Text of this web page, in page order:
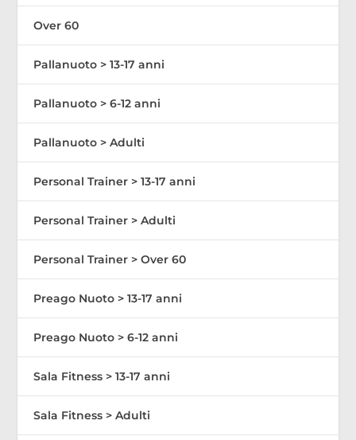
Over 60
Pallanuoto > 13-17 anni
Pallanuoto > 6-12 anni
Pallanuoto > Adulti
Personal Trainer > 13-17 anni
Personal Trainer > Adulti
Personal Trainer > Over 60
Preago Nuoto > 13-17 anni
Preago Nuoto > 6-12 anni
Sala Fitness > 13-17 anni
Sala Fitness > Adulti